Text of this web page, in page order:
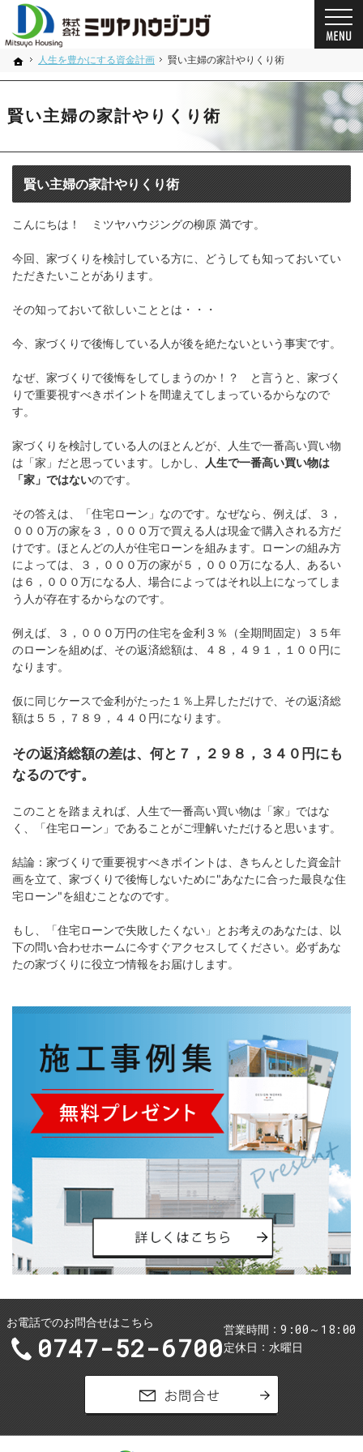
ホーム
人生を豊かにする資金計画 賢い主婦の家計やりくり術
賢い主婦の家計やりくり術
プロの目線からご提案。奈良県の注文住宅・新築戸建てを手がける工務店なら当社へ。
奈良県の安心の一戸建て｜ミツヤハウジング
賢い主婦の家計やりくり術
こんにちは！ ミツヤハウジングの柳原 満です。
今回、家づくりを検討している方に、どうしても知っておいてい
ただきたいことがあります。
その知っておいて欲しいこととは・・・
今、家づくりで後悔している人が後を絶たないという事実です。
なぜ、家づくりで後悔をしてしまうのか！？ と言うと、家づく
りで重要視すべきポイントを間違えてしまっているからなので
す。
家づくりを検討している人のほとんどが、人生で一番高い買い物
は「家」だと思っています。しかし、
人生で一番高い買い物は
「家」ではないのです。
その答えは、「住宅ローン」なのです。なぜなら、例えば、３，
０００万の家を３，０００万で買える人は現金で購入される方だ
けです。ほとんどの人が住宅ローンを組みます。ローンの組み方
によっては、３，０００万の家が５，０００万になる人、あるい
は６，０００万になる人、場合によってはそれ以上になってしま
う人が存在するからなのです。
例えば、３，０００万円の住宅を金利３％（全期間固定）３５年
のローンを組めば、その返済総額は、４８，４９１，１００円に
なります。
仮に同じケースで金利がたった１％上昇しただけで、その返済総
額は５５，７８９，４４０円になります。
その返済総額の差は、何と７，２９８，３４０円にも
なるのです。
このことを踏まえれば、人生で一番高い買い物は「家」ではな
く、「住宅ローン」であることがご理解いただけると思います。
結論：家づくりで重要視すべきポイントは、きちんとした資金計
画を立て、家づくりで後悔しないために"あなたに合った最良な住
宅ローン"を組むことなのです。
もし、「住宅ローンで失敗したくない」とお考えのあなたは、以
下の問い合わせホームに今すぐアクセスしてください。必ずあな
たの家づくりに役立つ情報をお届けします。
お電話でのお問合せはこちら
0747-52-6700
営業時間 9:00～18:00
定休日 水曜日